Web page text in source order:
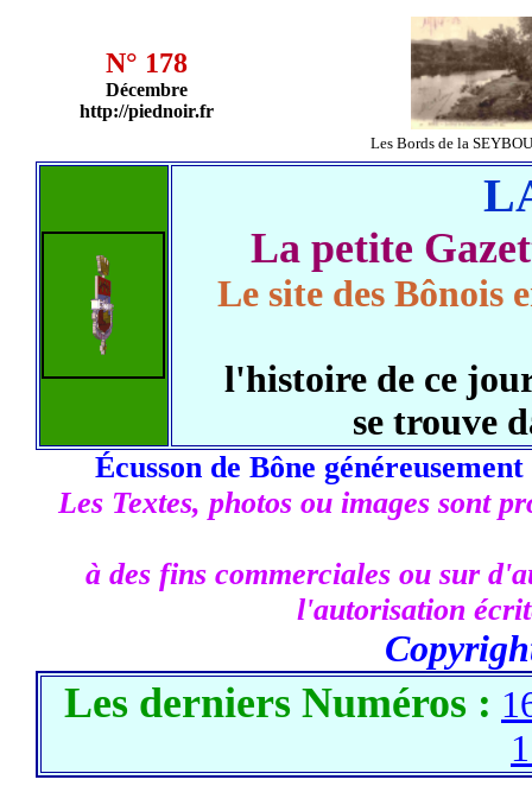
N° 178
Décembre
http://piednoir.fr
Les Bords de la
La petite
Le site des Bônois
l'histoire de ce
se trouve
Écusson de Bône
Les Textes, photos ou images sont
à des fins commerciales ou sur
l'autorisation
Les derniers Numéros :